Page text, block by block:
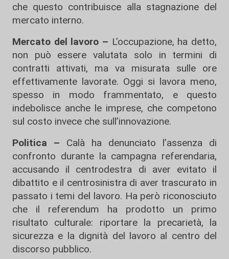
che questo contribuisce alla stagnazione del
mercato interno.
Mercato del lavoro – L’occupazione, ha detto,
non può essere valutata solo in termini di
contratti attivati, ma va misurata sulle ore
effettivamente lavorate. Oggi si lavora meno,
spesso in modo frammentato, e questo
indebolisce anche le imprese, che competono
sul costo invece che sull’innovazione.
Politica – Calà ha denunciato l’assenza di
confronto durante la campagna referendaria,
accusando il centrodestra di aver evitato il
dibattito e il centrosinistra di aver trascurato in
passato i temi del lavoro. Ha però riconosciuto
che il referendum ha prodotto un primo
risultato culturale: riportare la precarietà, la
sicurezza e la dignità del lavoro al centro del
discorso pubblico.